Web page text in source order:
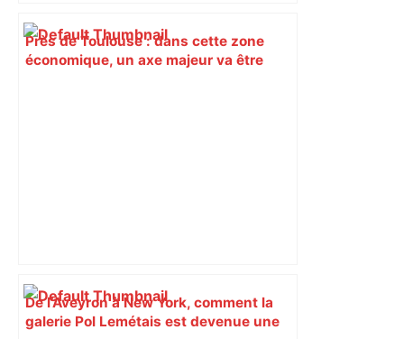
Près de Toulouse : dans cette zone
économique, un axe majeur va être
De l’Aveyron à New York, comment la
galerie Pol Lemétais est devenue une